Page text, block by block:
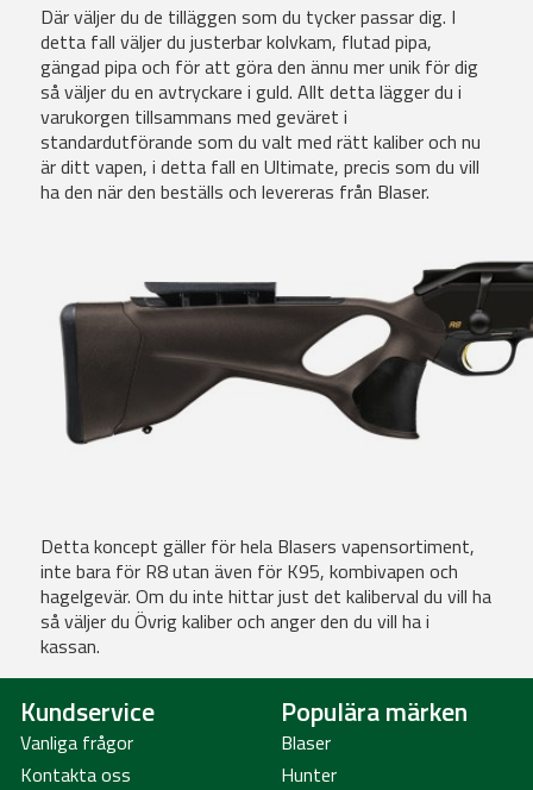
Där väljer du de tilläggen som du tycker passar dig. I
detta fall väljer du justerbar kolvkam, flutad pipa,
gängad pipa och för att göra den ännu mer unik för dig
så väljer du en avtryckare i guld. Allt detta lägger du i
varukorgen tillsammans med geväret i
standardutförande som du valt med rätt kaliber och nu
är ditt vapen, i detta fall en Ultimate, precis som du vill
ha den när den beställs och levereras från Blaser.
Detta koncept gäller för hela Blasers vapensortiment,
inte bara för R8 utan även för K95, kombivapen och
hagelgevär. Om du inte hittar just det kaliberval du vill ha
så väljer du Övrig kaliber och anger den du vill ha i
kassan.
Kundservice
Vanliga frågor
Kontakta oss
Populära märken
Blaser
Hunter